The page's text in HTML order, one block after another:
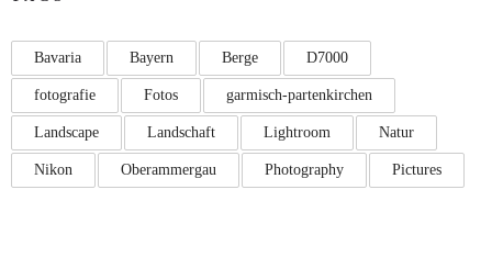
Bavaria Bayern Berge D7000
fotografie Fotos garmisch-partenkirchen
Landscape Landschaft Lightroom Natur
Nikon Oberammergau Photography Pictures